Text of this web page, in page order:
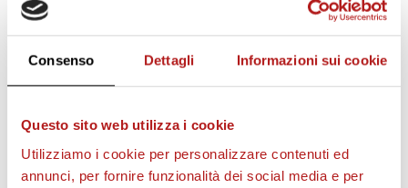
Consenso Dettagli Informazioni sui cookie
Questo sito web utilizza i cookie
Utilizziamo i cookie per personalizzare contenuti ed
annunci, per fornire funzionalità dei social media e per